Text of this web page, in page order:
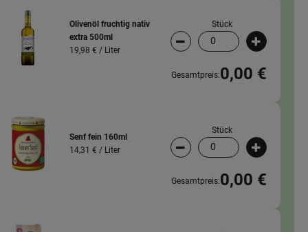
ändern
Olivenöl fruchtig nativ
extra 500ml
19,98 € / Liter
Stück
Artikelanzahl verringern
Gesamtpreis:0,00 €
ändern
Senf fein 160ml
14,31 € / Liter
Stück
Artikelanzahl verringern
Gesamtpreis:0,00 €